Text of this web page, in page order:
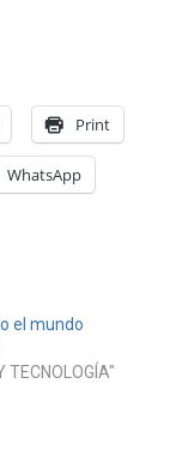
Print
WhatsApp
el mundo
TECNOLOGÍA"